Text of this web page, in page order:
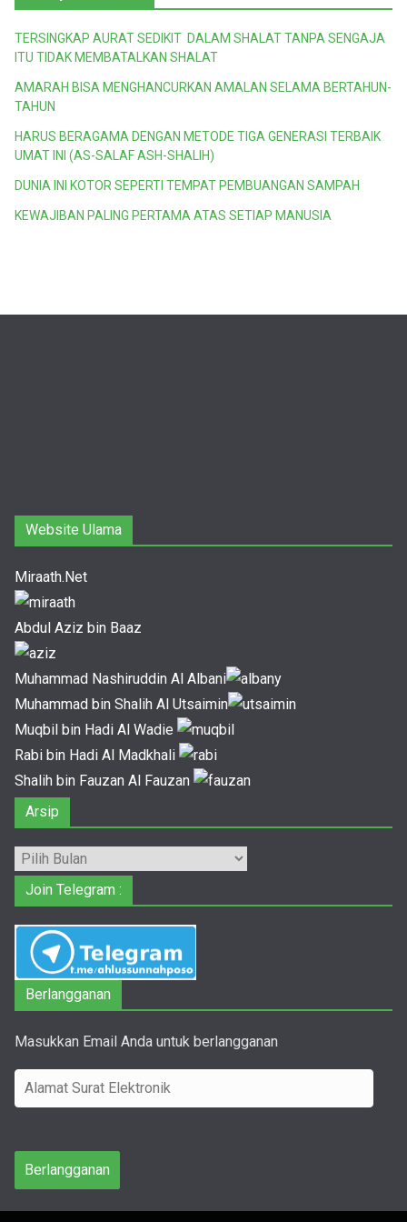
TERSINGKAP AURAT SEDIKIT DALAM SHALAT TANPA SENGAJA
ITU TIDAK MEMBATALKAN SHALAT
AMARAH BISA MENGHANCURKAN AMALAN SELAMA BERTAHUN-
TAHUN
HARUS BERAGAMA DENGAN METODE TIGA GENERASI TERBAIK
UMAT INI (AS-SALAF ASH-SHALIH)
DUNIA INI KOTOR SEPERTI TEMPAT PEMBUANGAN SAMPAH
KEWAJIBAN PALING PERTAMA ATAS SETIAP MANUSIA
Website Ulama
Miraath.Net
Abdul Aziz bin Baaz
Muhammad Nashiruddin Al Albani
Muhammad bin Shalih Al Utsaimin
Muqbil bin Hadi Al Wadie
Rabi bin Hadi Al Madkhali
Shalih bin Fauzan Al Fauzan
Arsip
Arsip
Join Telegram :
Berlangganan
Masukkan Email Anda untuk berlangganan
l
m
t
Berlangganan